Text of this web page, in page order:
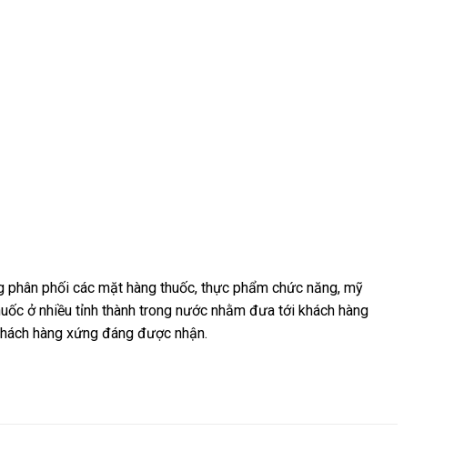
phối các mặt hàng thuốc, thực phẩm chức năng, mỹ
ở nhiều tỉnh thành trong nước nhằm đưa tới khách hàng
hàng xứng đáng được nhận.